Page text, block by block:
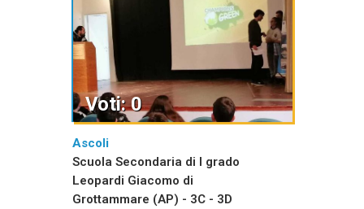
Ascoli
Scuola Secondaria di I grado
Leopardi Giacomo di
Grottammare (AP) - 3C - 3D
Voti: 0